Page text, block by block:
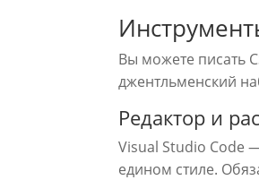
Вы можете писать
джентльменский
Редактор и
Visual Studio Code
едином стиле.